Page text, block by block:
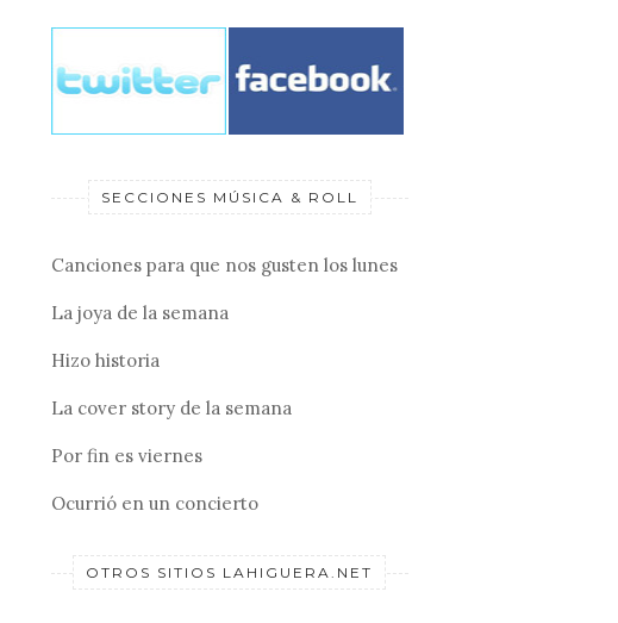
SECCIONES MÚSICA & ROLL
Canciones para que nos gusten los lunes
La joya de la semana
Hizo historia
La cover story de la semana
Por fin es viernes
Ocurrió en un concierto
OTROS SITIOS LAHIGUERA.NET